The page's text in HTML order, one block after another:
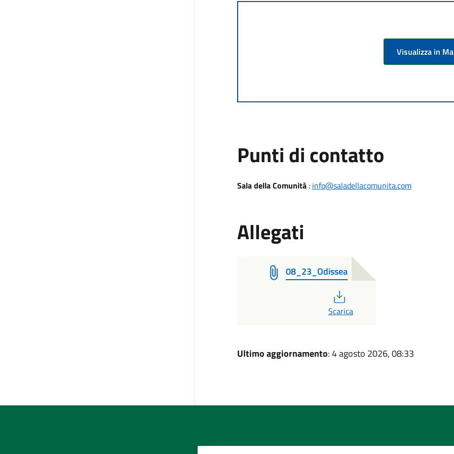
Visualizza in
Punti di contatto
Sala della Comunità: info@saladellacomunita.com
Allegati
08_23_Odissea
Scarica
Ultimo aggiornamento: 4 agosto 2026, 08:33